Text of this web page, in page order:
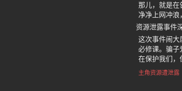
那儿，就是在
净净上网冲浪
资源泄露事件
这次事件闹大
必修课。骗子
在保护我们，
主角资源遭泄露